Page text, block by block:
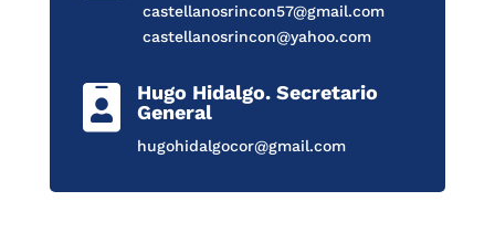
castellanosrincon57@gmail.com
castellanosrincon@yahoo.com

Hugo Hidalgo. Secretario
General
hugohidalgocor@gmail.com